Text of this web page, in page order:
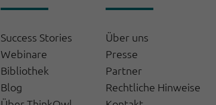
Success Stories
Webinare
Bibliothek
Blog
Über uns
Presse
Partner
Rechtliche Hinweise